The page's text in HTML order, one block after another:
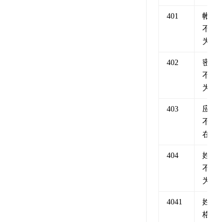
401
帐号
不能
为空
402
密码
不能
为空
403
应用
不存
在
404
姓名
不能
为空
4041
姓名
格式